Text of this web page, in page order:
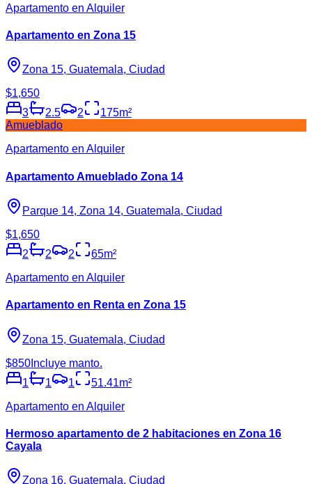
Apartamento en Alquiler
Apartamento en Zona 15
Zona 15, Guatemala, Ciudad
$1,650
3
2.5 2 175m²
Amueblado
Apartamento en Alquiler
Apartamento Amueblado Zona 14
Parque 14, Zona 14, Guatemala, Ciudad
$1,650
2
2 2 65m²
Apartamento en Alquiler
Apartamento en Renta en Zona 15
Zona 15, Guatemala, Ciudad
$850 Incluye manto.
1
1 1 51.41m²
Apartamento en Alquiler
Hermoso apartamento de 2 habitaciones en Zona 16
Cayala
Zona 16, Guatemala, Ciudad